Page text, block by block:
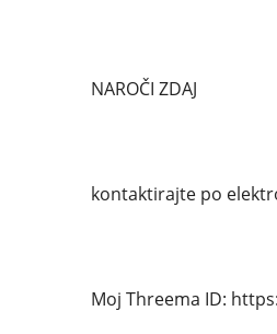
NAROČI ZDAJ
kontaktirajte po
Moj Threema ID: